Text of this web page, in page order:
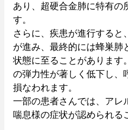
あり、超硬合金肺に特有の
す。
さらに、疾患が進行すると
が進み、最終的には蜂巣肺
状態に至ることがあります
の弾力性が著しく低下し、
損なわれます。
一部の患者さんでは、アレ
喘息様の症状が認められる